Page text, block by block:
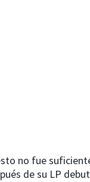
no fue
de su LP